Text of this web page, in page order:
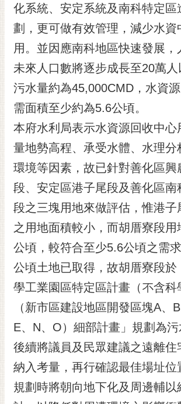
螢
光
花
泉
桐
花
祭
網
站
導
覽
訂
閱
RSS
訂
閱
電
子
市
民
信
箱
English
化系統、安定系統及南科特定區
劃，更可做有效管理，減少水資
用。並因應南科地區快速發展，
未來人口數將逐步成長至20萬
污水量約為45,000CMD，水資
需面積至少約為5.6公頃。
本府水利局表示水資源回收中心
量地勢高程、承受水體、水理分
環境等因素，故已針對善化區興
段、安定區港子尾段及善化區南
段之三塊用地來做評估，惟港子
之用地面積較小，而胡厝寮段用
公頃，較符合至少5.6公頃之需
公頃土地已取得，故胡厝寮段於
學工業園區特定區計畫（不含科
（新市區建設地區開發區塊A、B
E、N、O）細部計畫」規劃為污
後續將議員及民眾建議之遠離住
納入考量，再行確認最佳場址位
規劃時將朝向地下化及周邊輔以